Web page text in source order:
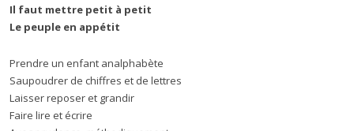
Il faut mettre petit à petit
Le peuple en appétit
Prendre un enfant analphabète
Saupoudrer de chiffres et de lettres
Laisser reposer et grandir
Faire lire et écrire